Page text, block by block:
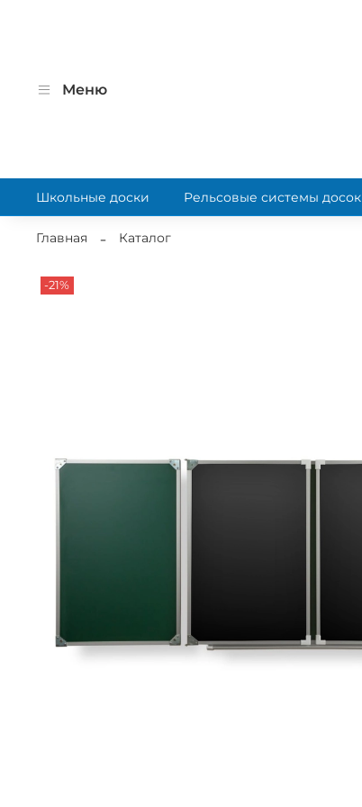
Меню
Школьные доски Рельсовые системы досок
Главная Каталог
-21%